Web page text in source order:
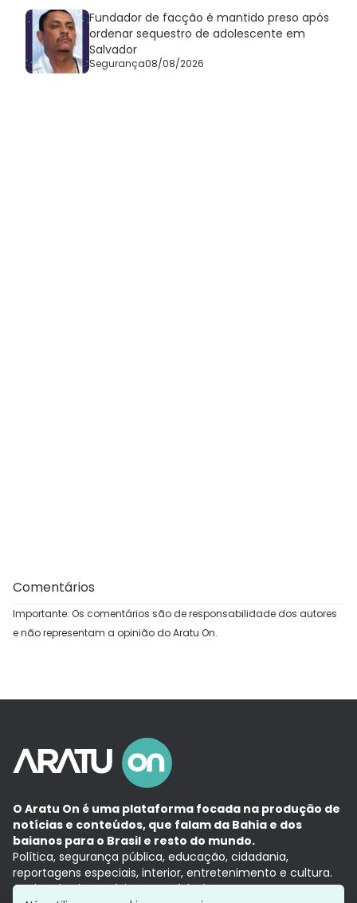
Fundador de facção é mantido preso após
ordenar sequestro de adolescente em
Salvador
Segurança08/08/2026
Comentários
Importante: Os comentários são de responsabilidade dos autores
e não representam a opinião do Aratu On.
O Aratu On é uma plataforma focada na produção de
notícias e conteúdos, que falam da Bahia e dos
baianos para o Brasil e resto do mundo.
Política, segurança pública, educação, cidadania,
reportagens especiais, interior, entretenimento e cultura.
Aqui, tudo vira notícia e a notícia é no tempo presente,